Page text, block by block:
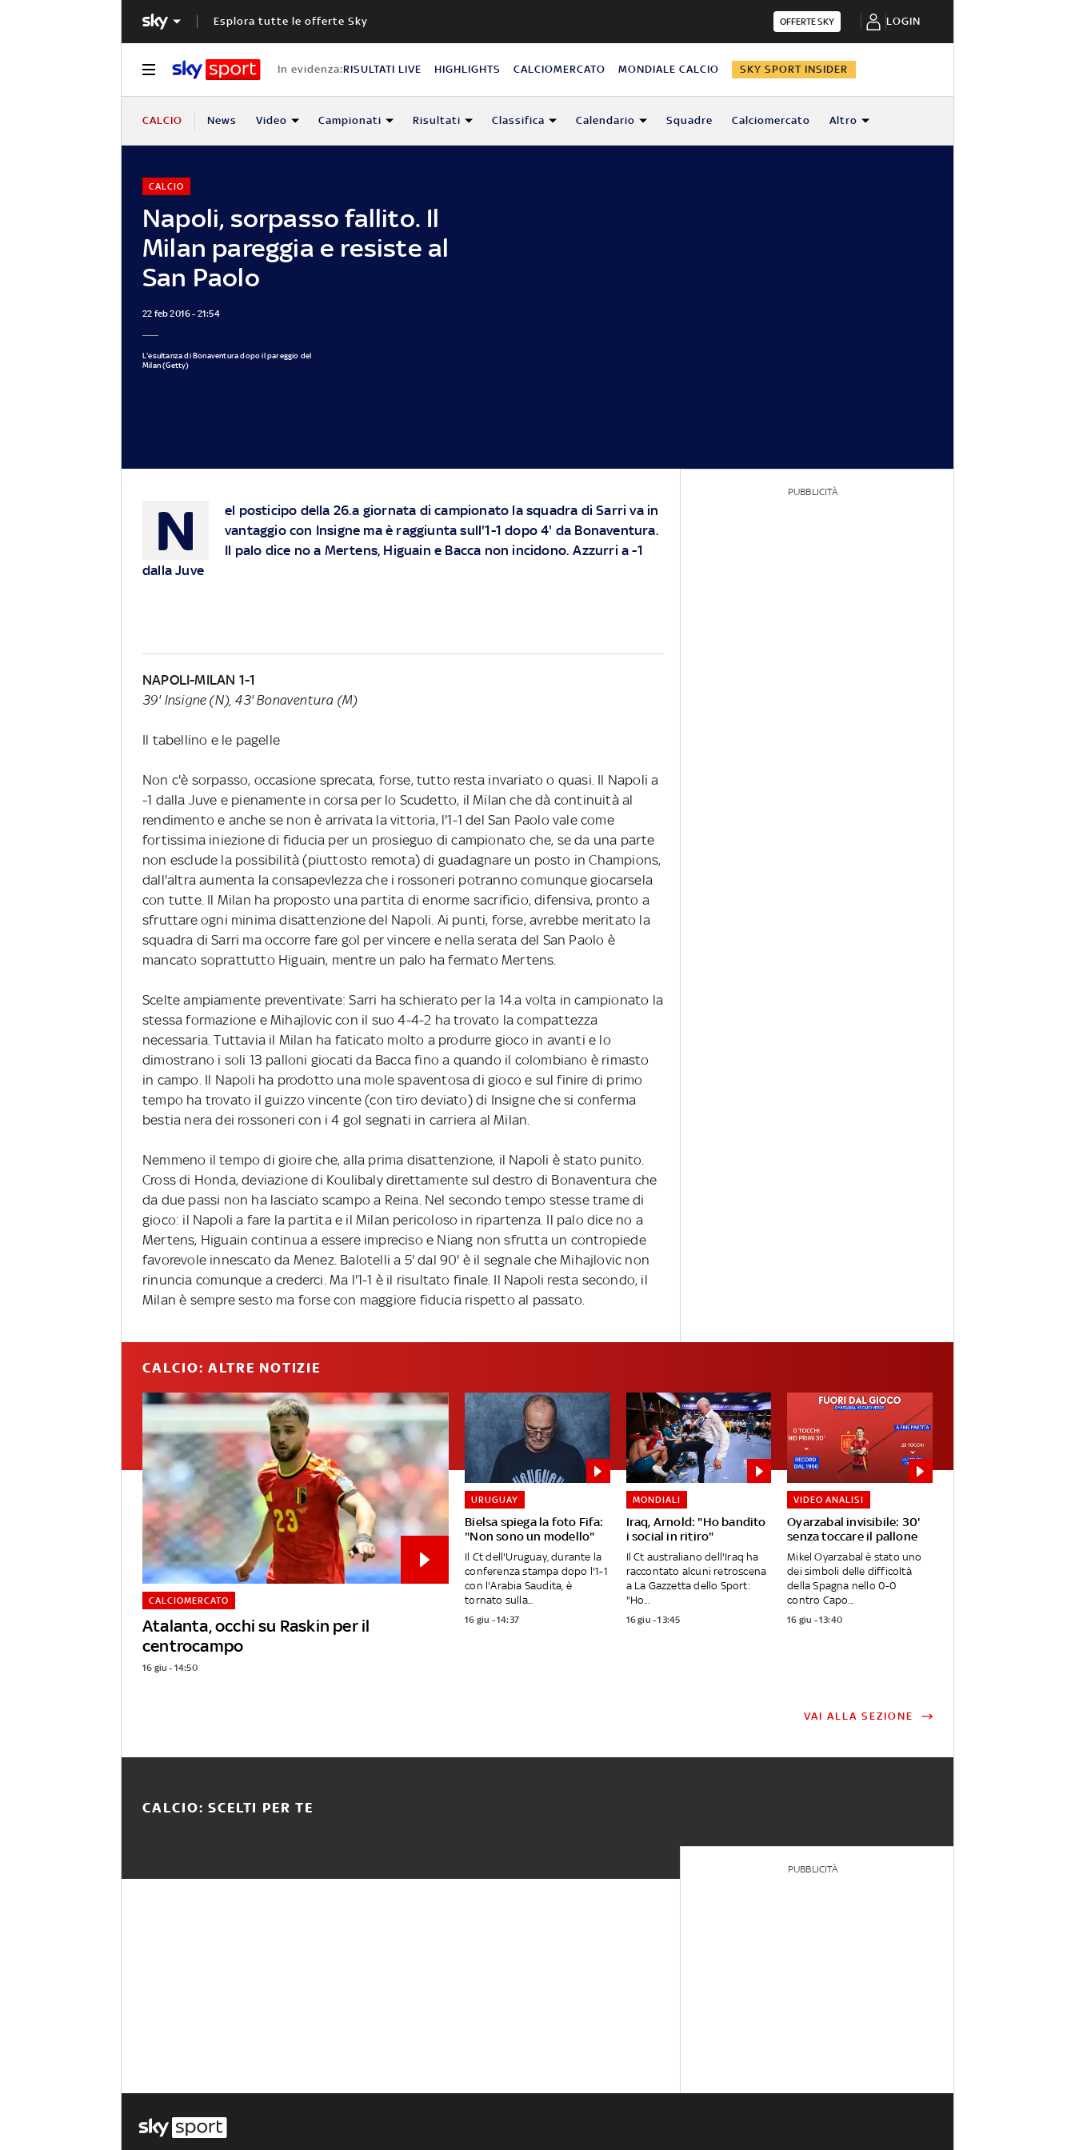
Esplora tutte le offerte Sky OFFERTE SKY LOGIN
In evidenza:RISULTATI LIVE HIGHLIGHTS CALCIOMERCATO MONDIALE CALCIO SKY SPORT INSIDER
CALCIO News Video Campionati Risultati Classifica Calendario Squadre Calciomercato Altro
Napoli, sorpasso fallito. Il
Milan pareggia e resiste al
San Paolo
CALCIO
22 feb 2016 - 21:54
L'esultanza di Bonaventura dopo il pareggio del
Milan (Getty)
N
el posticipo della 26.a giornata di campionato la squadra di Sarri va in
vantaggio con Insigne ma è raggiunta sull'1-1 dopo 4' da Bonaventura.
Il palo dice no a Mertens, Higuain e Bacca non incidono. Azzurri a -1
dalla Juve
NAPOLI-MILAN 1-1
39' Insigne (N), 43' Bonaventura (M)
Il tabellino e le pagelle
Non c'è sorpasso, occasione sprecata, forse, tutto resta invariato o quasi. Il Napoli a
-1 dalla Juve e pienamente in corsa per lo Scudetto, il Milan che dà continuità al
rendimento e anche se non è arrivata la vittoria, l'1-1 del San Paolo vale come
fortissima iniezione di fiducia per un prosieguo di campionato che, se da una parte
non esclude la possibilità (piuttosto remota) di guadagnare un posto in Champions,
dall'altra aumenta la consapevlezza che i rossoneri potranno comunque giocarsela
con tutte. Il Milan ha proposto una partita di enorme sacrificio, difensiva, pronto a
sfruttare ogni minima disattenzione del Napoli. Ai punti, forse, avrebbe meritato la
squadra di Sarri ma occorre fare gol per vincere e nella serata del San Paolo è
mancato soprattutto Higuain, mentre un palo ha fermato Mertens.
Scelte ampiamente preventivate: Sarri ha schierato per la 14.a volta in campionato la
stessa formazione e Mihajlovic con il suo 4-4-2 ha trovato la compattezza
necessaria. Tuttavia il Milan ha faticato molto a produrre gioco in avanti e lo
dimostrano i soli 13 palloni giocati da Bacca fino a quando il colombiano è rimasto
in campo. Il Napoli ha prodotto una mole spaventosa di gioco e sul finire di primo
tempo ha trovato il guizzo vincente (con tiro deviato) di Insigne che si conferma
bestia nera dei rossoneri con i 4 gol segnati in carriera al Milan.
Nemmeno il tempo di gioire che, alla prima disattenzione, il Napoli è stato punito.
Cross di Honda, deviazione di Koulibaly direttamente sul destro di Bonaventura che
da due passi non ha lasciato scampo a Reina. Nel secondo tempo stesse trame di
gioco: il Napoli a fare la partita e il Milan pericoloso in ripartenza. Il palo dice no a
Mertens, Higuain continua a essere impreciso e Niang non sfrutta un contropiede
favorevole innescato da Menez. Balotelli a 5' dal 90' è il segnale che Mihajlovic non
rinuncia comunque a crederci. Ma l'1-1 è il risultato finale. Il Napoli resta secondo, il
Milan è sempre sesto ma forse con maggiore fiducia rispetto al passato.
PUBBLICITÀ
CALCIO: ALTRE NOTIZIE
Atalanta, occhi su Raskin per il
centrocampo
CALCIOMERCATO
16 giu - 14:50
Bielsa spiega la foto Fifa:
"Non sono un modello"
URUGUAY
Il Ct dell'Uruguay, durante la
conferenza stampa dopo l'1-1
con l'Arabia Saudita, è
tornato sulla...
16 giu - 14:37
Iraq, Arnold: "Ho bandito
i social in ritiro"
MONDIALI
Il Ct australiano dell'Iraq ha
raccontato alcuni retroscena
a La Gazzetta dello Sport:
"Ho...
16 giu - 13:45
Oyarzabal invisibile: 30'
senza toccare il pallone
VIDEO ANALISI
Mikel Oyarzabal è stato uno
dei simboli delle difficoltà
della Spagna nello 0-0
contro Capo...
16 giu - 13:40
VAI ALLA SEZIONE
CALCIO: SCELTI PER TE
PUBBLICITÀ